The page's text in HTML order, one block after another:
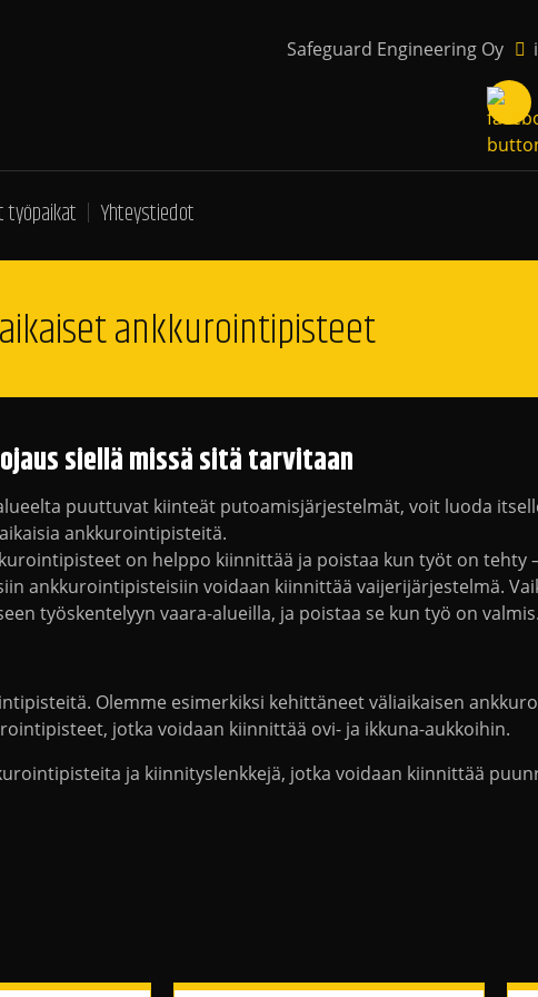
Safeguard Engineering Oy
työpaikat Yhteystiedot
ankkurointipisteet
siellä missä sitä tarvitaan
puuttuvat kiinteät putoamisjärjestelmät, voit luoda
ankkurointipisteitä.
on helppo kiinnittää ja poistaa kun työt on tehty
ankkurointipisteisiin voidaan kiinnittää vaijerijärjestelmä.
työskentelyyn vaara-alueilla, ja poistaa se kun työ on valmis.
Olemme esimerkiksi kehittäneet väliaikaisen
jotka voidaan kiinnittää ovi- ja ikkuna-aukkoihin.
ja kiinnityslenkkejä, jotka voidaan kiinnittää